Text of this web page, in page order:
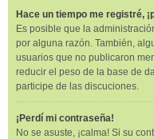
Hace un tiempo me registré,
Es posible que la
por alguna razón. También,
usuarios que no publicaron
reducir el peso de la base de
participe de las discuciones.
¡Perdí mi contraseña!
No se asuste, ¡calma! Si su